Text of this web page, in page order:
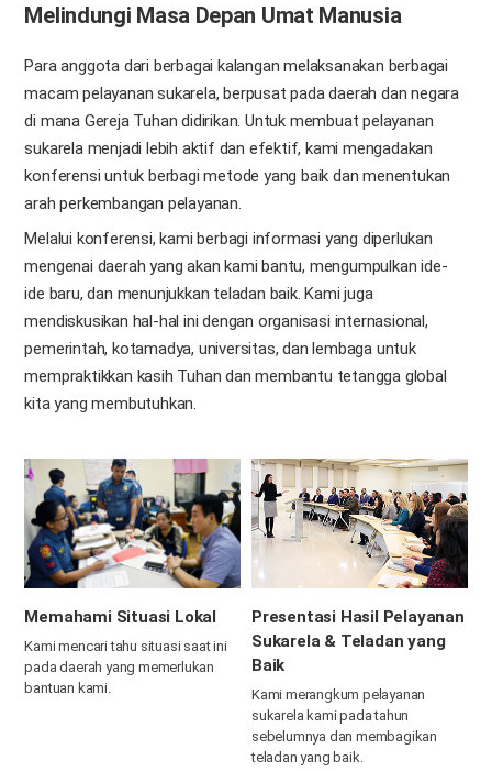
Melindungi Masa Depan Umat Manusia
Para anggota dari berbagai kalangan melaksanakan berbagai
macam pelayanan sukarela, berpusat pada daerah dan negara
di mana Gereja Tuhan didirikan. Untuk membuat pelayanan
sukarela menjadi lebih aktif dan efektif, kami mengadakan
konferensi untuk berbagi metode yang baik dan menentukan
arah perkembangan pelayanan.
Melalui konferensi, kami berbagi informasi yang diperlukan
mengenai daerah yang akan kami bantu, mengumpulkan ide-
ide baru, dan menunjukkan teladan baik. Kami juga
mendiskusikan hal-hal ini dengan organisasi internasional,
pemerintah, kotamadya, universitas, dan lembaga untuk
mempraktikkan kasih Tuhan dan membantu tetangga global
kita yang membutuhkan.
Memahami Situasi Lokal
Kami mencari tahu situasi saat ini
pada daerah yang memerlukan
bantuan kami.
Presentasi Hasil Pelayanan
Sukarela & Teladan yang
Baik
Kami merangkum pelayanan
sukarela kami pada tahun
sebelumnya dan membagikan
teladan yang baik.